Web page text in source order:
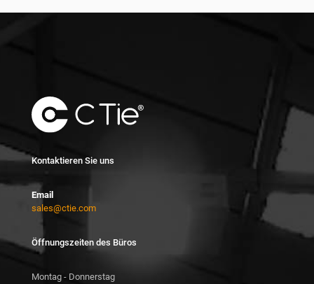
Kontaktieren Sie uns
Email
sales@ctie.com
Öffnungszeiten des Büros
Montag - Donnerstag